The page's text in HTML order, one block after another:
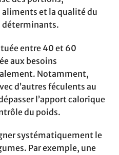
aliments et la qualité du
déterminants.
entre 40 et 60
aux besoins
Notamment,
d’autres féculents au
l’apport calorique
du poids.
systématiquement le
Par exemple, une